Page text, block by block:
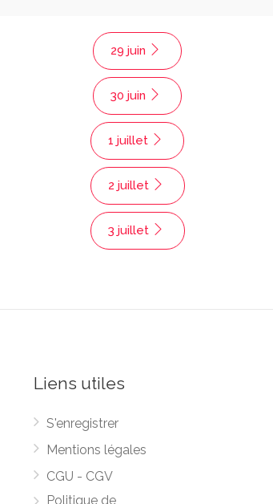
29 juin
30 juin
1 juillet
2 juillet
3 juillet
Liens utiles
S'enregistrer
Mentions légales
CGU - CGV
Politique de